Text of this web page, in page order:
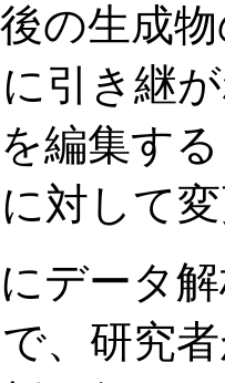
の生成
引き継
編集す
対して
データ解
、研究